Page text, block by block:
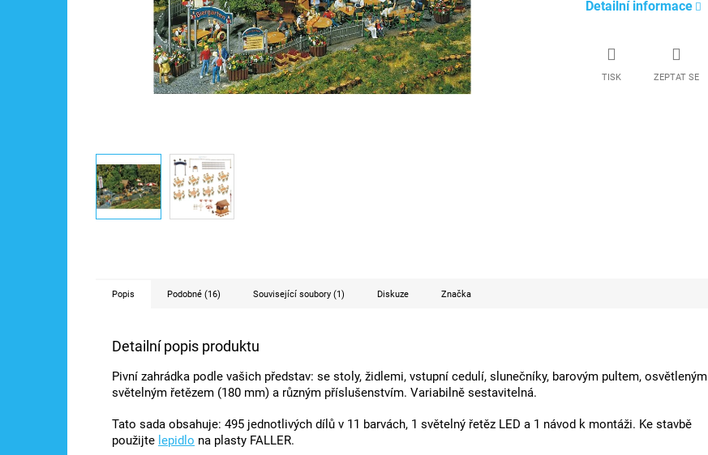
Detailní informace
TISK ZEPTAT SE
Popis Podobné (16) Související soubory (1) Diskuze Značka
Detailní popis produktu
Pivní zahrádka podle vašich představ: se stoly, židlemi, vstupní cedulí, slunečníky, barovým pultem, osvětleným
světelným řetězem (180 mm) a různým příslušenstvím. Variabilně sestavitelná.
Tato sada obsahuje: 495 jednotlivých dílů v 11 barvách, 1 světelný řetěz LED a 1 návod k montáži. Ke stavbě
použijte lepidlo na plasty FALLER.